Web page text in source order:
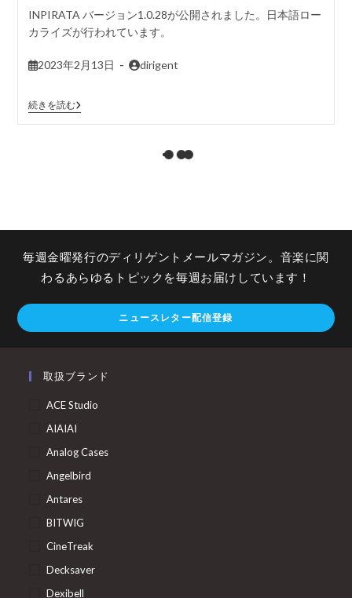
INPIRATA バージョン1.0.28が公開されました。日本語ロー
カライズが行われています。
2023年2月13日 dirigent
続きを読む
毎週金曜発行のディリゲントメールマガジン。音楽に関
わるあらゆるトピックを毎週お届けしています！
ニュースレター配信登録
取扱ブランド
ACE Studio
AIAIAI
Analog Cases
Angelbird
Antares
BITWIG
CineTreak
Decksaver
Dexibell